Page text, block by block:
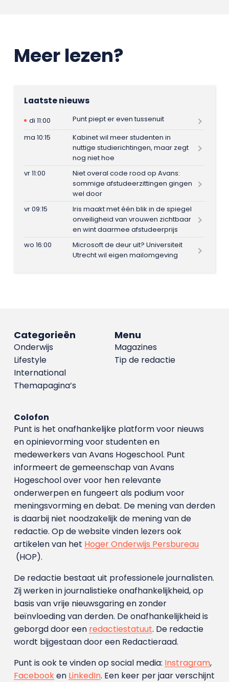
Meer lezen?
Laatste nieuws
di 11:00
Punt piept er even tussenuit
ma 10:15
Kabinet wil meer studenten in
nuttige studierichtingen, maar zegt
nog niet hoe
vr 11:00
Niet overal code rood op Avans:
sommige afstudeerzittingen gingen
wel door
vr 09:15
Iris maakt met één blik in de spiegel
onveiligheid van vrouwen zichtbaar
en wint daarmee afstudeerprijs
wo 16:00
Microsoft de deur uit? Universiteit
Utrecht wil eigen mailomgeving
Menu
Magazines
Tip de redactie
Categorieën
Onderwijs
Lifestyle
International
Themapagina’s
Colofon
Punt is het onafhankelijke platform voor nieuws
en opinievorming voor studenten en
medewerkers van Avans Hoge­school. Punt
informeert de gemeenschap van Avans
Hogeschool over voor hen relevante
onderwerpen en fungeert als podium voor
meningsvorming en debat. De mening van derden
is daarbij niet noodzakelijk de mening van de
redactie. Op de website vinden lezers ook
artikelen van het Hoger Onderwijs Persbureau
(HOP).
De redactie bestaat uit professionele journalisten.
Zij werken in journalistieke onafhankelijkheid, op
basis van vrije nieuwsgaring en zonder
beïnvloeding van derden. De onafhankelijkheid is
geborgd door een redactiestatuut. De redactie
wordt bijgestaan door een Redactieraad.
Punt is ook te vinden op social media: Instragram,
Facebooken LinkedIn. Een keer per jaar verschijnt